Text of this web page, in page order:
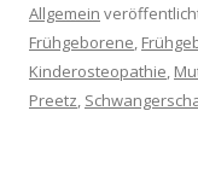
Allgemein
Frühgeborene
Kinderosteopathie
Preetz